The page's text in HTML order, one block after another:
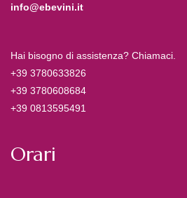
info@ebevini.it
Hai bisogno di assistenza? Chiamaci.
+39 3780633826
+39 3780608684
+39 0813595491
Orari